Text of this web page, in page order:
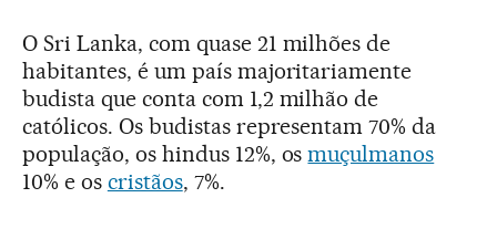
O Sri Lanka, com quase 21 milhões de
habitantes, é um país majoritariamente
budista que conta com 1,2 milhão de
católicos. Os budistas representam 70% da
população, os hindus 12%, osmuçulmanos
10% e os cristãos, 7%.